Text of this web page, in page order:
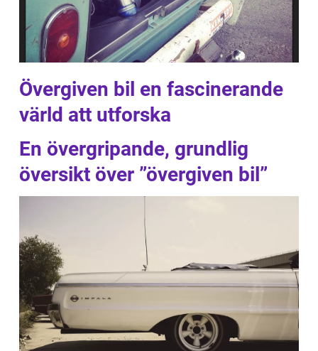
Övergiven bil en fascinerande
värld att utforska
En övergripande, grundlig
översikt över ”övergiven bil”